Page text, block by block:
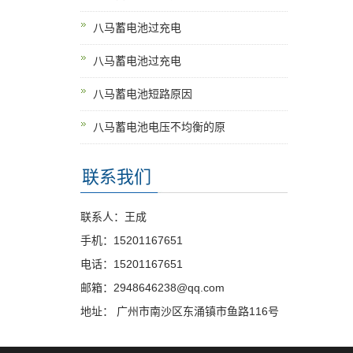
八马蓄电池过充电
八马蓄电池过充电
八马蓄电池短路原因
八马蓄电池电压不均衡的原
联系我们
联系人：王成
手机：15201167651
电话：15201167651
邮箱：2948646238@qq.com
地址： 广州市南沙区东涌镇市鱼路116号